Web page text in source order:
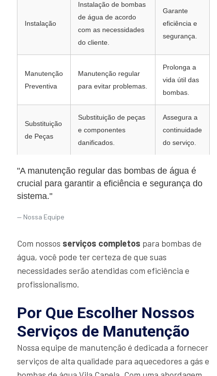
Instalação
Instalação de bombas
de água de acordo
com as necessidades
do cliente.
Garante
eficiência e
segurança.
Manutenção
Preventiva
Manutenção regular
para evitar problemas.
Prolonga a
vida útil das
bombas.
Substituição
de Peças
Substituição de peças
e componentes
danificados.
Assegura a
continuidade
do serviço.
"A manutenção regular das bombas de água é
crucial para garantir a eficiência e segurança do
sistema."
Nossa Equipe
Com nossos serviços completos para bombas de
água, você pode ter certeza de que suas
necessidades serão atendidas com eficiência e
profissionalismo.
Por Que Escolher Nossos
Serviços de Manutenção
Nossa equipe de manutenção é dedicada a fornecer
serviços de alta qualidade para aquecedores a gás e